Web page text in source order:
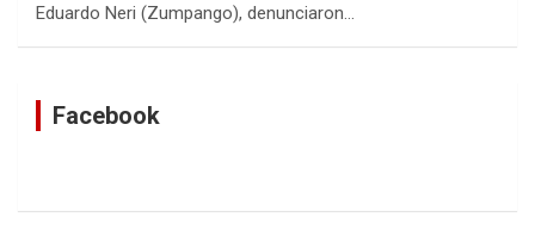
Eduardo Neri (Zumpango), denunciaron…
Facebook